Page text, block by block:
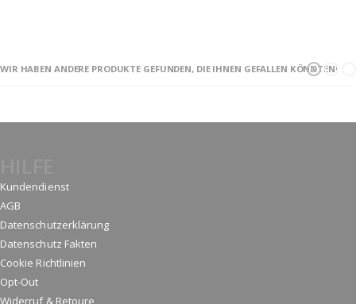
WIR HABEN ANDERE PRODUKTE GEFUNDEN, DIE IHNEN GEFALLEN KÖNNTEN!
Kundendienst
AGB
Datenschutzerklärung
Datenschutz Fakten
Cookie Richtlinien
Opt-Out